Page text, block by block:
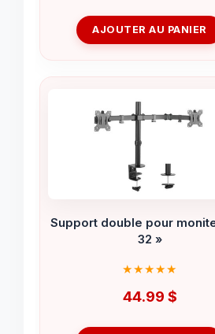
AJOUTER AU PANIER
Support double pour
32 »
44.99 $